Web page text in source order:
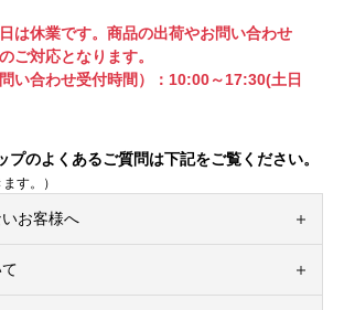
は休業です。商品の出荷やお問い合わせ
ご対応となります。
い合わせ受付時間）：10:00～17:30(土日
のよくあるご質問は下記をご覧ください。
す。）
お客様へ